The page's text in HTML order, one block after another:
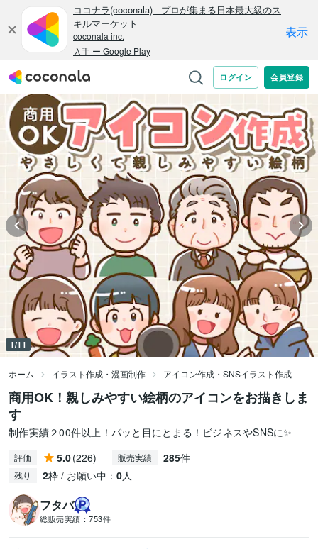
1/11
ホーム イラスト作成・漫画制作 アイコン作成・SNSイラスト作成
商用OK！親しみやすい絵柄のアイコンをお描きしま
す
制作実績２00件以上！パッと目にとまる！ビジネスやSNSに✨
評価 5.0(226) 販売実績 285件
残り 2枠 / お願い中： 0人
フタバ
総販売実績： 753件